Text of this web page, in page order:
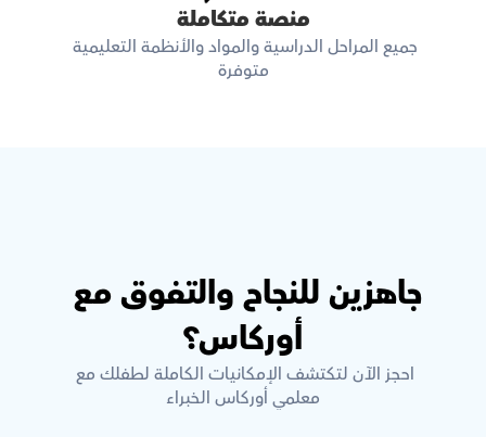
منصة متكاملة
متوفرة
أوركاس؟
معلمي أوركاس الخبراء